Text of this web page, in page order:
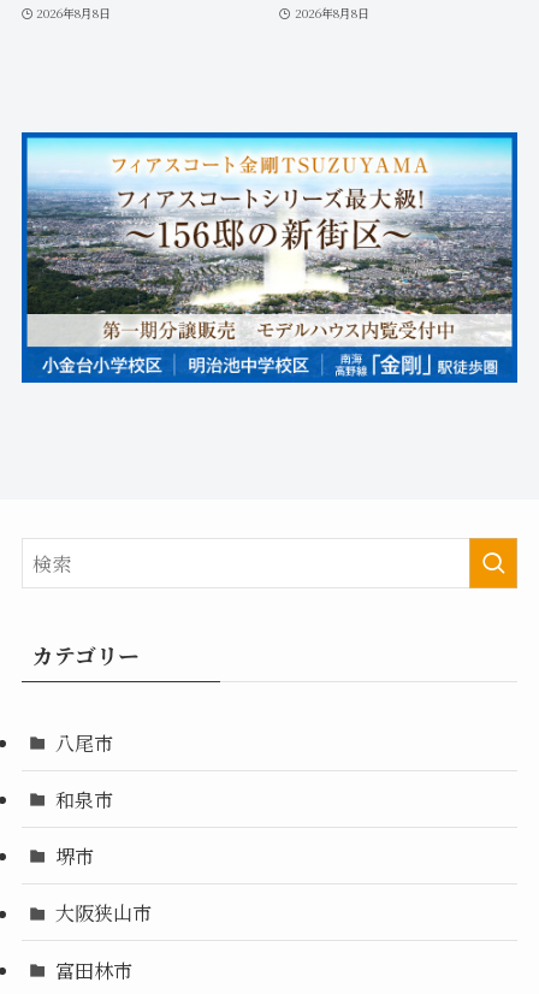
2026年8月8日 2026年8月8日
カテゴリー
八尾市
和泉市
堺市
大阪狭山市
富田林市